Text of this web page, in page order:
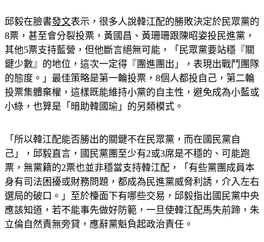
邱毅在臉書發文表示，很多人說韓江配的勝敗決定於民眾黨的
8票，甚至會分裂投票，黃國昌、黃珊珊跟陳昭姿投民進黨，
其他5票支持藍營，但他斷言絕無可能，「民眾黨要站穩『關
鍵少數』的地位，這次一定得『團進團出」，表現出戰鬥團隊
的態度。」最佳策略是第一輪投票，8個人都投自己，第二輪
投票集體棄權，這樣既能維持小黨的自主性，避免成為小藍或
小綠，也算是「暗助韓國瑜」的另類模式。
「所以韓江配能否勝出的關鍵不在民眾黨，而在國民黨自
己」，邱毅直言，國民黨團至少有2或3席是不穩的、可能跑
票，無黨籍的2票也並非穩當支持韓江配，「有些黨團成員本
身有司法困擾或財務問題，都成為民進黨威脅利誘，介入左右
選局的破口。」至於檯面下有哪些交易，邱毅指出國民黨中央
應該知道，若不能事先做好防範，一旦使韓江配馬失前蹄，朱
立倫自然責無旁貸，應辭黨魁負起政治責任。